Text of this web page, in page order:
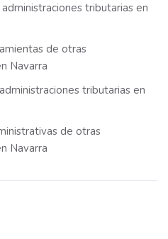
tributarias en
de otras
Navarra
tributarias en
de otras
Navarra